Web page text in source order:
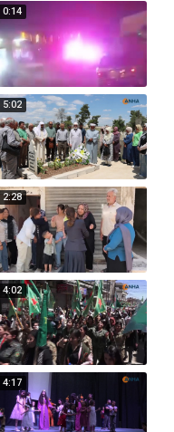
0:14
5:02
2:28
4:02
4:17